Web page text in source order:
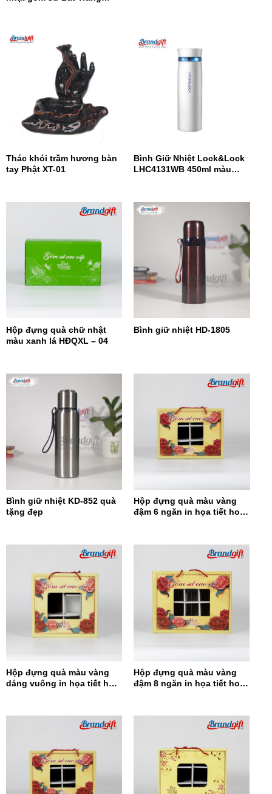
Thác khói trầm hương bàn
tay Phật XT-01
Bình Giữ Nhiệt Lock&Lock
LHC4131WB 450ml màu
Hộp đựng quà chữ nhật
màu xanh lá HĐQXL – 04
Bình giữ nhiệt HD-1805
Bình giữ nhiệt KD-852 quà
tặng đẹp
Hộp đựng quà màu vàng
đậm 6 ngăn in họa tiết hoa
Hộp đựng quà màu vàng
dáng vuông in họa tiết hoa
Hộp đựng quà màu vàng
đậm 8 ngăn in họa tiết hoa